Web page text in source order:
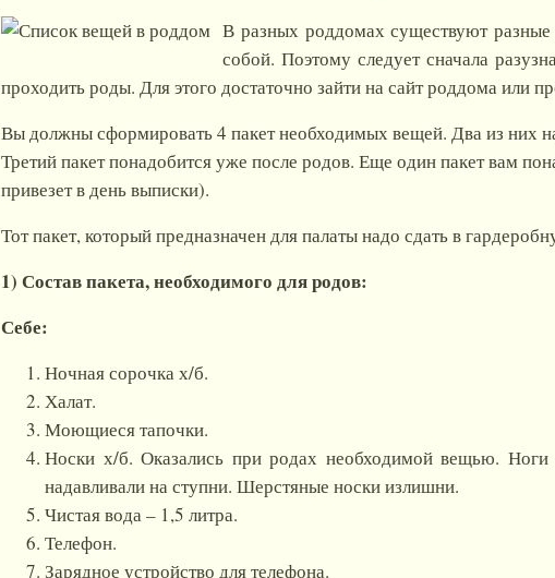
В разных роддомах существуют
собой. Поэтому следует сначала
проходить роды. Для этого достаточно зайти на сайт роддома или
Вы должны сформировать 4 пакет необходимых вещей. Два из них
Третий пакет понадобится уже после родов. Еще один пакет вам
привезет в день выписки).
Тот пакет, который предназначен для палаты надо сдать в
1) Состав пакета, необходимого для родов:
Себе:
Ночная сорочка х/б.
Халат.
Моющиеся тапочки.
Носки х/б. Оказались при родах необходимой вещью.
надавливали на ступни. Шерстяные носки излишни.
Чистая вода – 1,5 литра.
Телефон.
Зарядное устройство для телефона.